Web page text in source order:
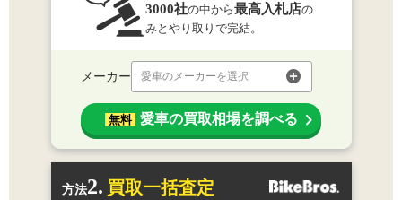
3000社の中から最高入札店の
みとやり取りで完結。
メーカー 愛車のメーカーを選択
無料 愛車の買取相場を調べる
方法2. 買取一括査定